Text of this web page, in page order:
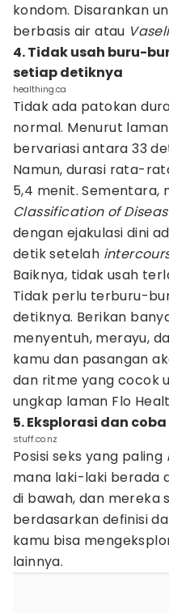
kondom. Disarankan
berbasis air atau
4. Tidak usah buru-
setiap detiknya
healthing.ca
Tidak ada patokan
normal. Menurut
bervariasi antara 33
Namun, durasi rata-
5,4 menit. Sementara,
Classification of
dengan ejakulasi dini
detik setelah
Baiknya, tidak usah
Tidak perlu terburu-
detiknya. Berikan
menyentuh, merayu,
kamu dan pasangan
dan ritme yang cocok
ungkap laman Flo
5. Eksplorasi dan
stuff.co.nz
Posisi seks yang paling
mana laki-laki berada
di bawah, dan mereka
berdasarkan definisi
kamu bisa
lainnya.